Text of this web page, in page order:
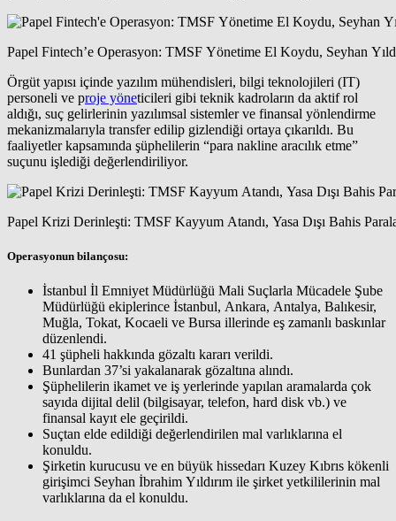
Papel Fintech’e Operasyon: TMSF Yönetime El Koydu, Seyhan
Örgüt yapısı içinde yazılım mühendisleri, bilgi teknolojileri (IT)
personeli ve proje yöneticileri gibi teknik kadroların da aktif rol
aldığı, suç gelirlerinin yazılımsal sistemler ve finansal yönlendirme
mekanizmalarıyla transfer edilip gizlendiği ortaya çıkarıldı. Bu
faaliyetler kapsamında şüphelilerin “para nakline aracılık etme”
suçunu işlediği değerlendiriliyor.
Papel Krizi Derinleşti: TMSF Kayyum Atandı, Yasa Dışı Bahis
Operasyonun bilançosu:
İstanbul İl Emniyet Müdürlüğü Mali Suçlarla Mücadele Şube
Müdürlüğü ekiplerince İstanbul, Ankara, Antalya, Balıkesir,
Muğla, Tokat, Kocaeli ve Bursa illerinde eş zamanlı baskınlar
düzenlendi.
41 şüpheli hakkında gözaltı kararı verildi.
Bunlardan 37’si yakalanarak gözaltına alındı.
Şüphelilerin ikamet ve iş yerlerinde yapılan aramalarda çok
sayıda dijital delil (bilgisayar, telefon, hard disk vb.) ve
finansal kayıt ele geçirildi.
Suçtan elde edildiği değerlendirilen mal varlıklarına el
konuldu.
Şirketin kurucusu ve en büyük hissedarı Kuzey Kıbrıs kökenli
girişimci Seyhan İbrahim Yıldırım ile şirket yetkililerinin mal
varlıklarına da el konuldu.